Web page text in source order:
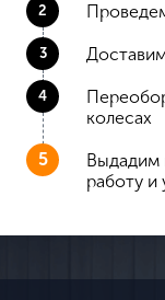
колесах
Выдадим
работу и